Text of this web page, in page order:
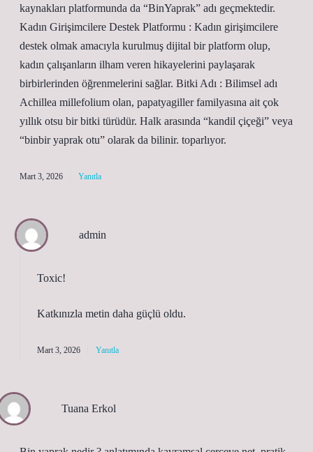
kaynakları platformunda da “BinYaprak” adı geçmektedir.
Kadın Girişimcilere Destek Platformu : Kadın girişimcilere
destek olmak amacıyla kurulmuş dijital bir platform olup,
kadın çalışanların ilham veren hikayelerini paylaşarak
birbirlerinden öğrenmelerini sağlar. Bitki Adı : Bilimsel adı
Achillea millefolium olan, papatyagiller familyasına ait çok
yıllık otsu bir bitki türüdür. Halk arasında “kandil çiçeği” veya
“binbir yaprak otu” olarak da bilinir. toparlıyor.
Mart 3, 2026 Yanıtla
admin
Toxic!
Katkınızla metin daha güçlü oldu.
Mart 3, 2026 Yanıtla
Tuana Erkol